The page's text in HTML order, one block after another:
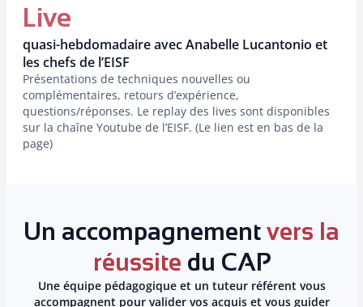
Live
quasi-hebdomadaire avec Anabelle Lucantonio et
les chefs de l’EISF
Présentations de techniques nouvelles ou
complémentaires, retours d’expérience,
questions/réponses. Le replay des lives sont disponibles
sur la chaîne Youtube de l’EISF. (Le lien est en bas de la
page)
Un accompagnement vers la
réussite du CAP
Une équipe pédagogique et un tuteur référent vous
accompagnent pour valider vos acquis et vous guider